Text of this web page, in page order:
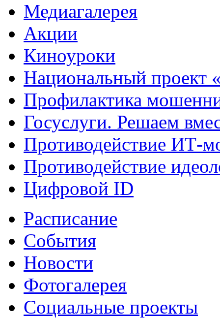
Медиагалерея
Акции
Киноуроки
Национальный проект
Профилактика
Госуслуги. Решаем
Противодействие ИТ-
Противодействие
Цифровой ID
Расписание
События
Новости
Фотогалерея
Социальные проекты